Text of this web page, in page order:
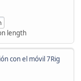
length
con el móvil 7Rig